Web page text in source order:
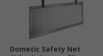
Dometic Safety Net